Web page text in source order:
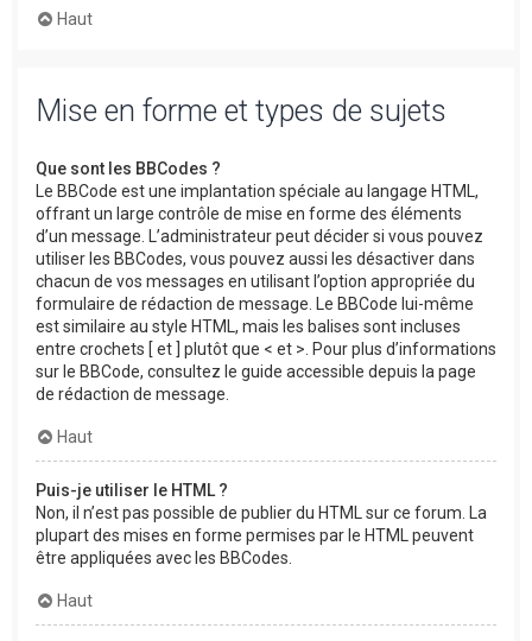
Haut
Mise en forme et types de sujets
Que sont les BBCodes ?
Le BBCode est une implantation spéciale au langage HTML,
offrant un large contrôle de mise en forme des éléments
d’un message. L’administrateur peut décider si vous pouvez
utiliser les BBCodes, vous pouvez aussi les désactiver dans
chacun de vos messages en utilisant l’option appropriée du
formulaire de rédaction de message. Le BBCode lui-même
est similaire au style HTML, mais les balises sont incluses
entre crochets [ et ] plutôt que < et >. Pour plus d’informations
sur le BBCode, consultez le guide accessible depuis la page
de rédaction de message.
Haut
Puis-je utiliser le HTML ?
Non, il n’est pas possible de publier du HTML sur ce forum. La
plupart des mises en forme permises par le HTML peuvent
être appliquées avec les BBCodes.
Haut